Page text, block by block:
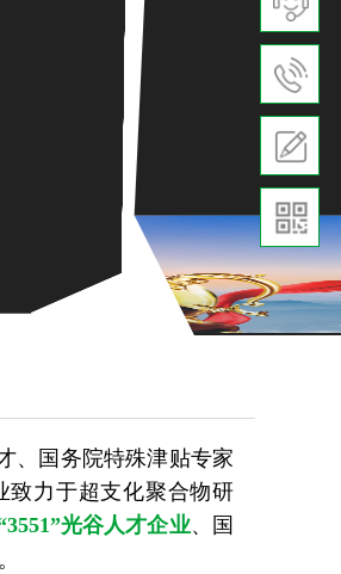
、国务院特殊津贴专家
致力于超支化聚合物研
光谷人才企业、国